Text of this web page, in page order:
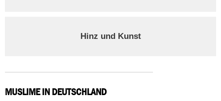
Hinz und Kunst
MUSLIME IN DEUTSCHLAND